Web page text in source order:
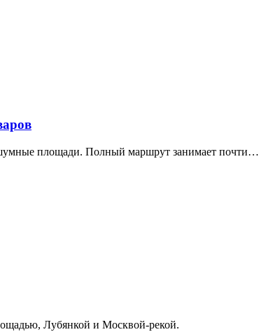
шумные площади. Полный маршрут занимает почти…
Лубянкой и Москвой-рекой.